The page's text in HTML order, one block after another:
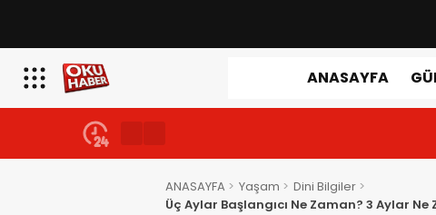
ANASAYFA
ANASAYFA Yaşam
Dini Bilgiler
Üç Aylar Başlangıcı Ne Zaman? 3 Aylar